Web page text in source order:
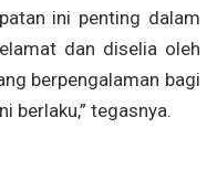
ini penting dalam
dan diselia oleh
berpengalaman bagi
berlaku,” tegasnya.